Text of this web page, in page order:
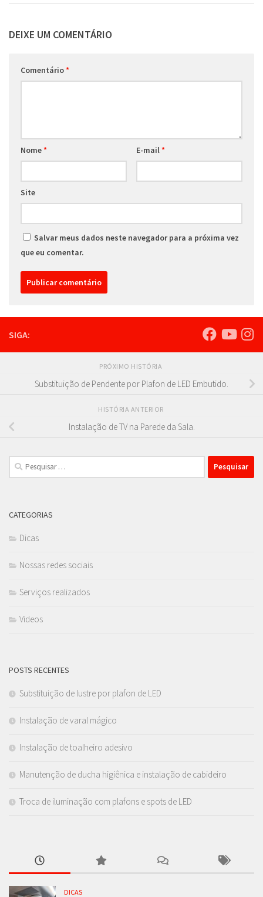
DEIXE UM COMENTÁRIO
Comentário*
Nome* E-mail *
Site
Salvar meus dados neste navegador para a próxima vez
que eu comentar.
SIGA:
PRÓXIMO HISTÓRIA
Substituição de Pendente por Plafon de LED Embutido.
HISTÓRIA ANTERIOR
Instalação de TV na Parede da Sala.
Pesquisar
por:
CATEGORIAS
Dicas
Nossas redes sociais
Serviços realizados
Videos
POSTS RECENTES
Substituição de lustre por plafon de LED
Instalação de varal mágico
Instalação de toalheiro adesivo
Manutenção de ducha higiênica e instalação de cabideiro
Troca de iluminação com plafons e spots de LED
DICAS